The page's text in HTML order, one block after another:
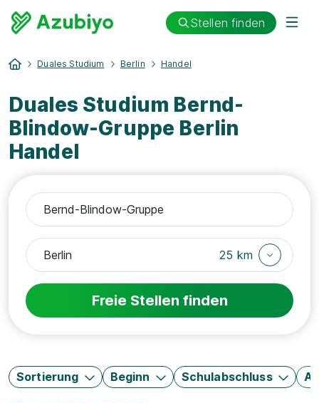
Stellen finden
Duales Studium Berlin Handel
Duales Studium Bernd-
Blindow-Gruppe Berlin
Handel
25 km
Freie Stellen finden
Sortierung Beginn Schulabschluss